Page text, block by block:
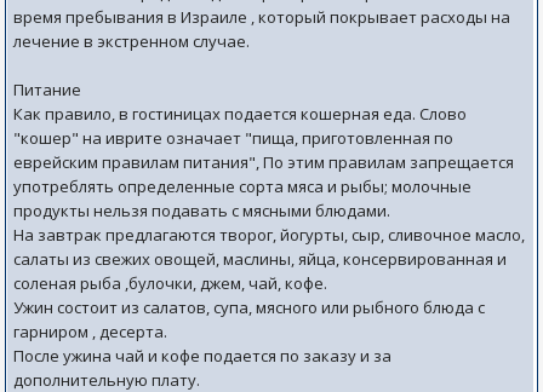
время пребывания в Израиле , который покрывает расходы на
лечение в экстренном случае.
Питание
Как правило, в гостиницах подается кошерная еда. Слово
"кошер" на иврите означает "пища, приготовленная по
еврейским правилам питания", По этим правилам запрещается
употреблять определенные сорта мяса и рыбы; молочные
продукты нельзя подавать с мясными блюдами.
На завтрак предлагаются творог, йогурты, сыр, сливочное масло,
салаты из свежих овощей, маслины, яйца, консервированная и
соленая рыба ,булочки, джем, чай, кофе.
Ужин состоит из салатов, супа, мясного или рыбного блюда с
гарниром , десерта.
После ужина чай и кофе подается по заказу и за
дополнительную плату.